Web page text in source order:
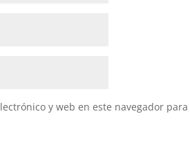
y web en este navegador